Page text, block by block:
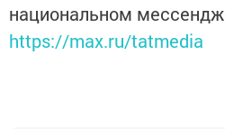
национальном
https://max.ru/tatmedia